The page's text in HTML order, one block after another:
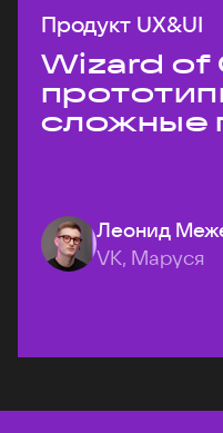
Продукт UX&UI
Wizard of
сложные
Леонид
VK, Маруся